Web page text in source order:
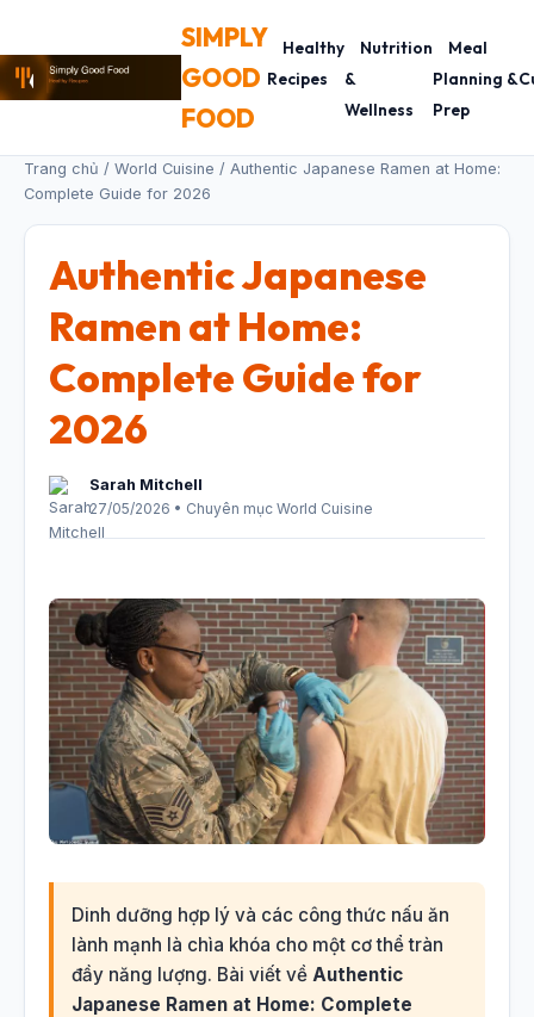
SIMPLY
GOOD
FOOD
Healthy
Recipes
Nutrition
&
Wellness
Meal
Planning &
Prep
Trang chủ / World Cuisine / Authentic Japanese Ramen at Home:
Complete Guide for 2026
Authentic Japanese
Ramen at Home:
Complete Guide for
2026
Sarah Mitchell
27/05/2026 • Chuyên mục World Cuisine
Dinh dưỡng hợp lý và các công thức nấu ăn
lành mạnh là chìa khóa cho một cơ thể tràn
đầy năng lượng. Bài viết về Authentic
Japanese Ramen at Home: Complete